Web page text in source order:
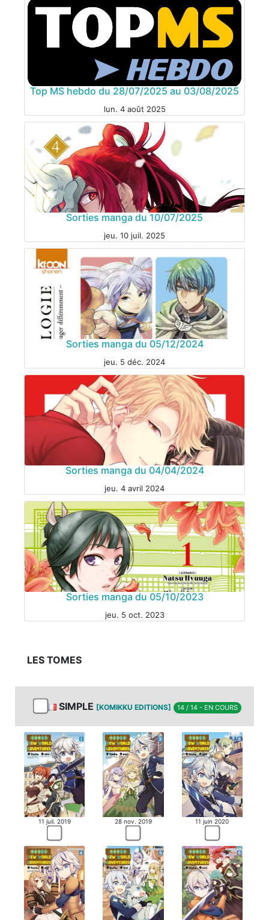
MANGA
MANGA
Top MS hebdo du 28/07/2025 au 03/08/2025
lun. 4 août 2025
Sorties manga du 10/07/2025
jeu. 10 juil. 2025
MANGA
Sorties manga du 05/12/2024
jeu. 5 déc. 2024
MANGA
Sorties manga du 04/04/2024
jeu. 4 avril 2024
MANGA
Sorties manga du 05/10/2023
jeu. 5 oct. 2023
LES TOMES
SIMPLE [KOMIKKU EDITIONS] 14 / 14 - EN COURS
11 juil. 2019 28 nov. 2019 11 juin 2020